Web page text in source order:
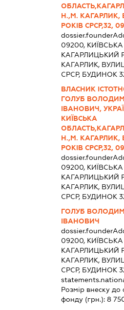
Н.,М. КАГАРЛИК,
РОКІВ СРСР,32,
09200,
КАГАРЛИЦЬКИЙ
КАГАРЛИК,
СРСР, БУДИНОК
ВЛАСНИК
ГОЛУБ
ІВАНОВИЧ,
КИЇВСЬКА
Н.,М. КАГАРЛИК,
РОКІВ СРСР,32,
09200,
КАГАРЛИЦЬКИЙ
КАГАРЛИК,
СРСР, БУДИНОК
ГОЛУБ
ІВАНОВИЧ
09200,
КАГАРЛИЦЬКИЙ
КАГАРЛИК,
СРСР, БУДИНОК
Розмір внеску до
фонду (грн.):8